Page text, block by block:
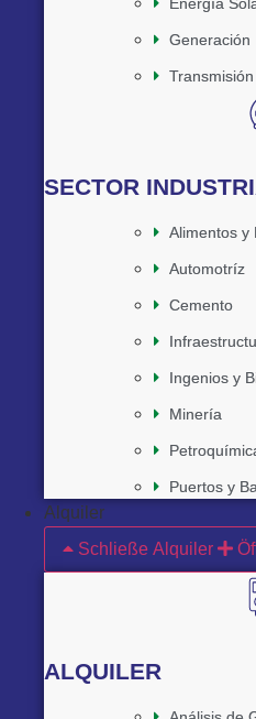
Generación
Transmisión
SECTOR
Alimentos y
Automotríz
Cemento
Ingenios y
Minería
Puertos y
Alquiler
Schließe Alquiler
ALQUILER